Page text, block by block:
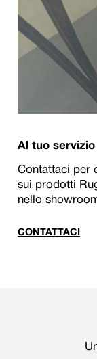
Al tuo servizio
Contattaci per
sui prodotti
nello
CONTATTACI